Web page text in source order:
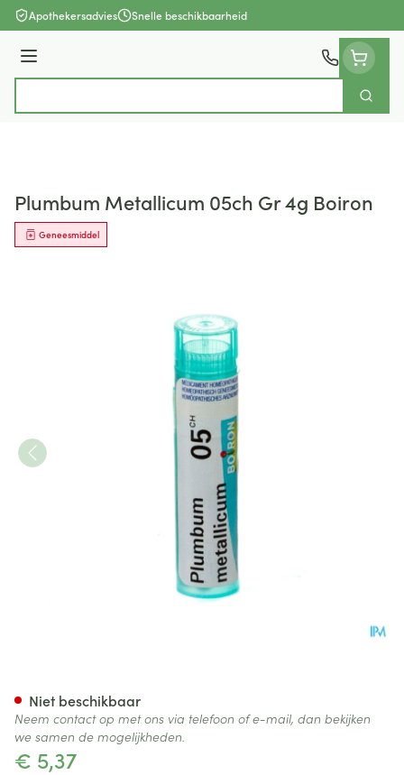
Ga naar de inhoud
Apothekersadvies Snelle beschikbaarheid
Menu
Zoek
Plumbum Metallicum 05ch Gr 4g Boiron
Geneesmiddel
€ 5,37
Niet beschikbaar
Neem contact op met ons via telefoon of e-mail, dan bekijken
we samen de mogelijkheden.